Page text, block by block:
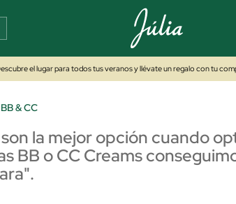
el lugar para todos tus veranos y llévate un regalo con tu
& CC
son la mejor opción cuando
BB o CC Creams